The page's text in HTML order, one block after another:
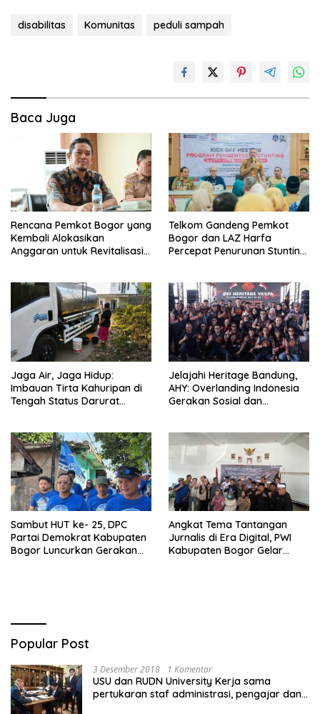
disabilitas Komunitas peduli sampah
Baca Juga
Rencana Pemkot Bogor yang
Kembali Alokasikan
Anggaran untuk Revitalisasi
Alan Surawijaya
Telkom Gandeng Pemkot
Bogor dan LAZ Harfa
Percepat Penurunan Stunting
Jaga Air, Jaga Hidup:
Imbauan Tirta Kahuripan di
Tengah Status Darurat
Jelajahi Heritage Bandung,
AHY: Overlanding Indonesia
Gerakan Sosial dan
Sambut HUT ke- 25, DPC
Partai Demokrat Kabupaten
Bogor Luncurkan Gerakan
Angkat Tema Tantangan
Jurnalis di Era Digital, PWI
Kabupaten Bogor Gelar
Popular Post
3 Desember 2018 1 Komentar
USU dan RUDN University Kerja sama
pertukaran staf administrasi, pengajar dan